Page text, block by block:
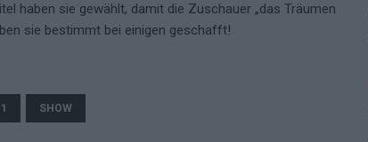
haben sie gewählt, damit die Zuschauer „das Träumen
sie bestimmt bei einigen geschafft!
SHOW